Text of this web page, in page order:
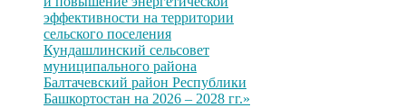
эффективности на территории
сельского поселения
Кундашлинский сельсовет
муниципального района
Балтачевский район Республики
Башкортостан на 2026 – 2028 гг.»